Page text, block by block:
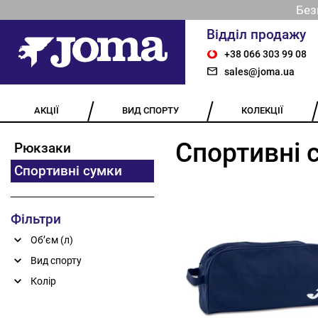
Відділ продажу
+38 066 303 99 08
sales@joma.ua
АКЦІЇ ВИД СПОРТУ КОЛЕКЦІЇ
Рюкзаки
Спортивні сумки
Фільтри
Обʼєм (л)
До 25 л (9)
26-50 л (9)
Вид спорту
Колір
Спортивні